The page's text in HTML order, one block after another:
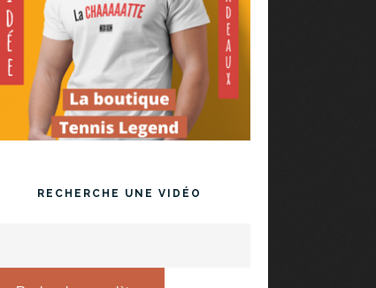
RECHERCHE UNE VIDÉO